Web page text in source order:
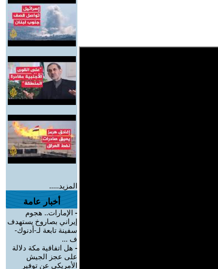
المزيد.....
أخبار عامة
- الإمارات.. هجوم
إيراني بصاروخ يستهدف
سفينة تابعة لـ-أدنوك-
ف ...
- هل اتفاقية مكة دلالة
على عجز الجيش
الأمريكي عن توفير